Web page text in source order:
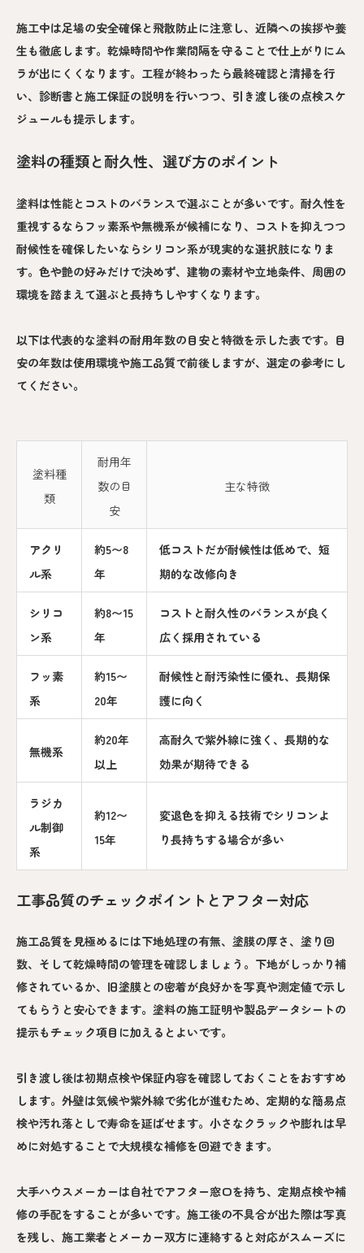
施工中は足場の安全確保と飛散防止に注意し、近隣への挨拶や養
生も徹底します。乾燥時間や作業間隔を守ることで仕上がりにム
ラが出にくくなります。工程が終わったら最終確認と清掃を行
い、診断書と施工保証の説明を行いつつ、引き渡し後の点検スケ
ジュールも提示します。
塗料の種類と耐久性、選び方のポイント
塗料は性能とコストのバランスで選ぶことが多いです。耐久性を
重視するならフッ素系や無機系が候補になり、コストを抑えつつ
耐候性を確保したいならシリコン系が現実的な選択肢になりま
す。色や艶の好みだけで決めず、建物の素材や立地条件、周囲の
環境を踏まえて選ぶと長持ちしやすくなります。
以下は代表的な塗料の耐用年数の目安と特徴を示した表です。目
安の年数は使用環境や施工品質で前後しますが、選定の参考にし
てください。
塗料種
類
耐用年
数の目
安
主な特徴
アクリ
ル系
約5〜8
年
低コストだが耐候性は低めで、短
期的な改修向き
シリコ
ン系
約8〜15
年
コストと耐久性のバランスが良く
広く採用されている
フッ素
系
約15〜
20年
耐候性と耐汚染性に優れ、長期保
護に向く
無機系
約20年
以上
高耐久で紫外線に強く、長期的な
効果が期待できる
ラジカ
ル制御
系
約12〜
15年
変退色を抑える技術でシリコンよ
り長持ちする場合が多い
工事品質のチェックポイントとアフター対応
施工品質を見極めるには下地処理の有無、塗膜の厚さ、塗り回
数、そして乾燥時間の管理を確認しましょう。下地がしっかり補
修されているか、旧塗膜との密着が良好かを写真や測定値で示し
てもらうと安心できます。塗料の施工証明や製品データシートの
提示もチェック項目に加えるとよいです。
引き渡し後は初期点検や保証内容を確認しておくことをおすすめ
します。外壁は気候や紫外線で劣化が進むため、定期的な簡易点
検や汚れ落としで寿命を延ばせます。小さなクラックや膨れは早
めに対処することで大規模な補修を回避できます。
大手ハウスメーカーは自社でアフター窓口を持ち、定期点検や補
修の手配をすることが多いです。施工後の不具合が出た際は写真
を残し、施工業者とメーカー双方に連絡すると対応がスムーズに